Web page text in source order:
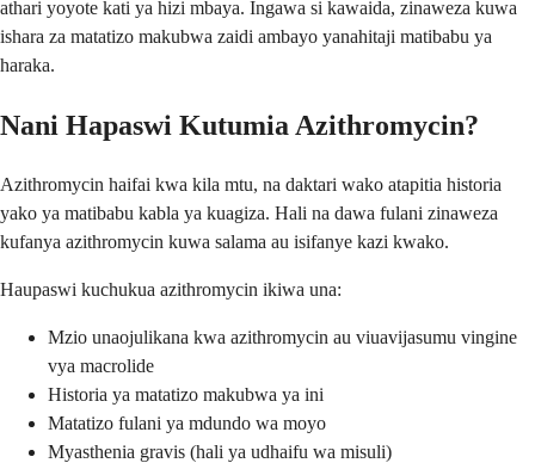
athari yoyote kati ya hizi mbaya. Ingawa si kawaida, zinaweza kuwa
ishara za matatizo makubwa zaidi ambayo yanahitaji matibabu ya
haraka.
Nani Hapaswi Kutumia Azithromycin?
Azithromycin haifai kwa kila mtu, na daktari wako atapitia historia
yako ya matibabu kabla ya kuagiza. Hali na dawa fulani zinaweza
kufanya azithromycin kuwa salama au isifanye kazi kwako.
Haupaswi kuchukua azithromycin ikiwa una:
Mzio unaojulikana kwa azithromycin au viuavijasumu vingine
vya macrolide
Historia ya matatizo makubwa ya ini
Matatizo fulani ya mdundo wa moyo
Myasthenia gravis (hali ya udhaifu wa misuli)